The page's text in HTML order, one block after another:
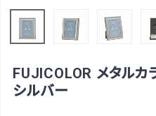
FUJICOLOR メタルカ
シルバー